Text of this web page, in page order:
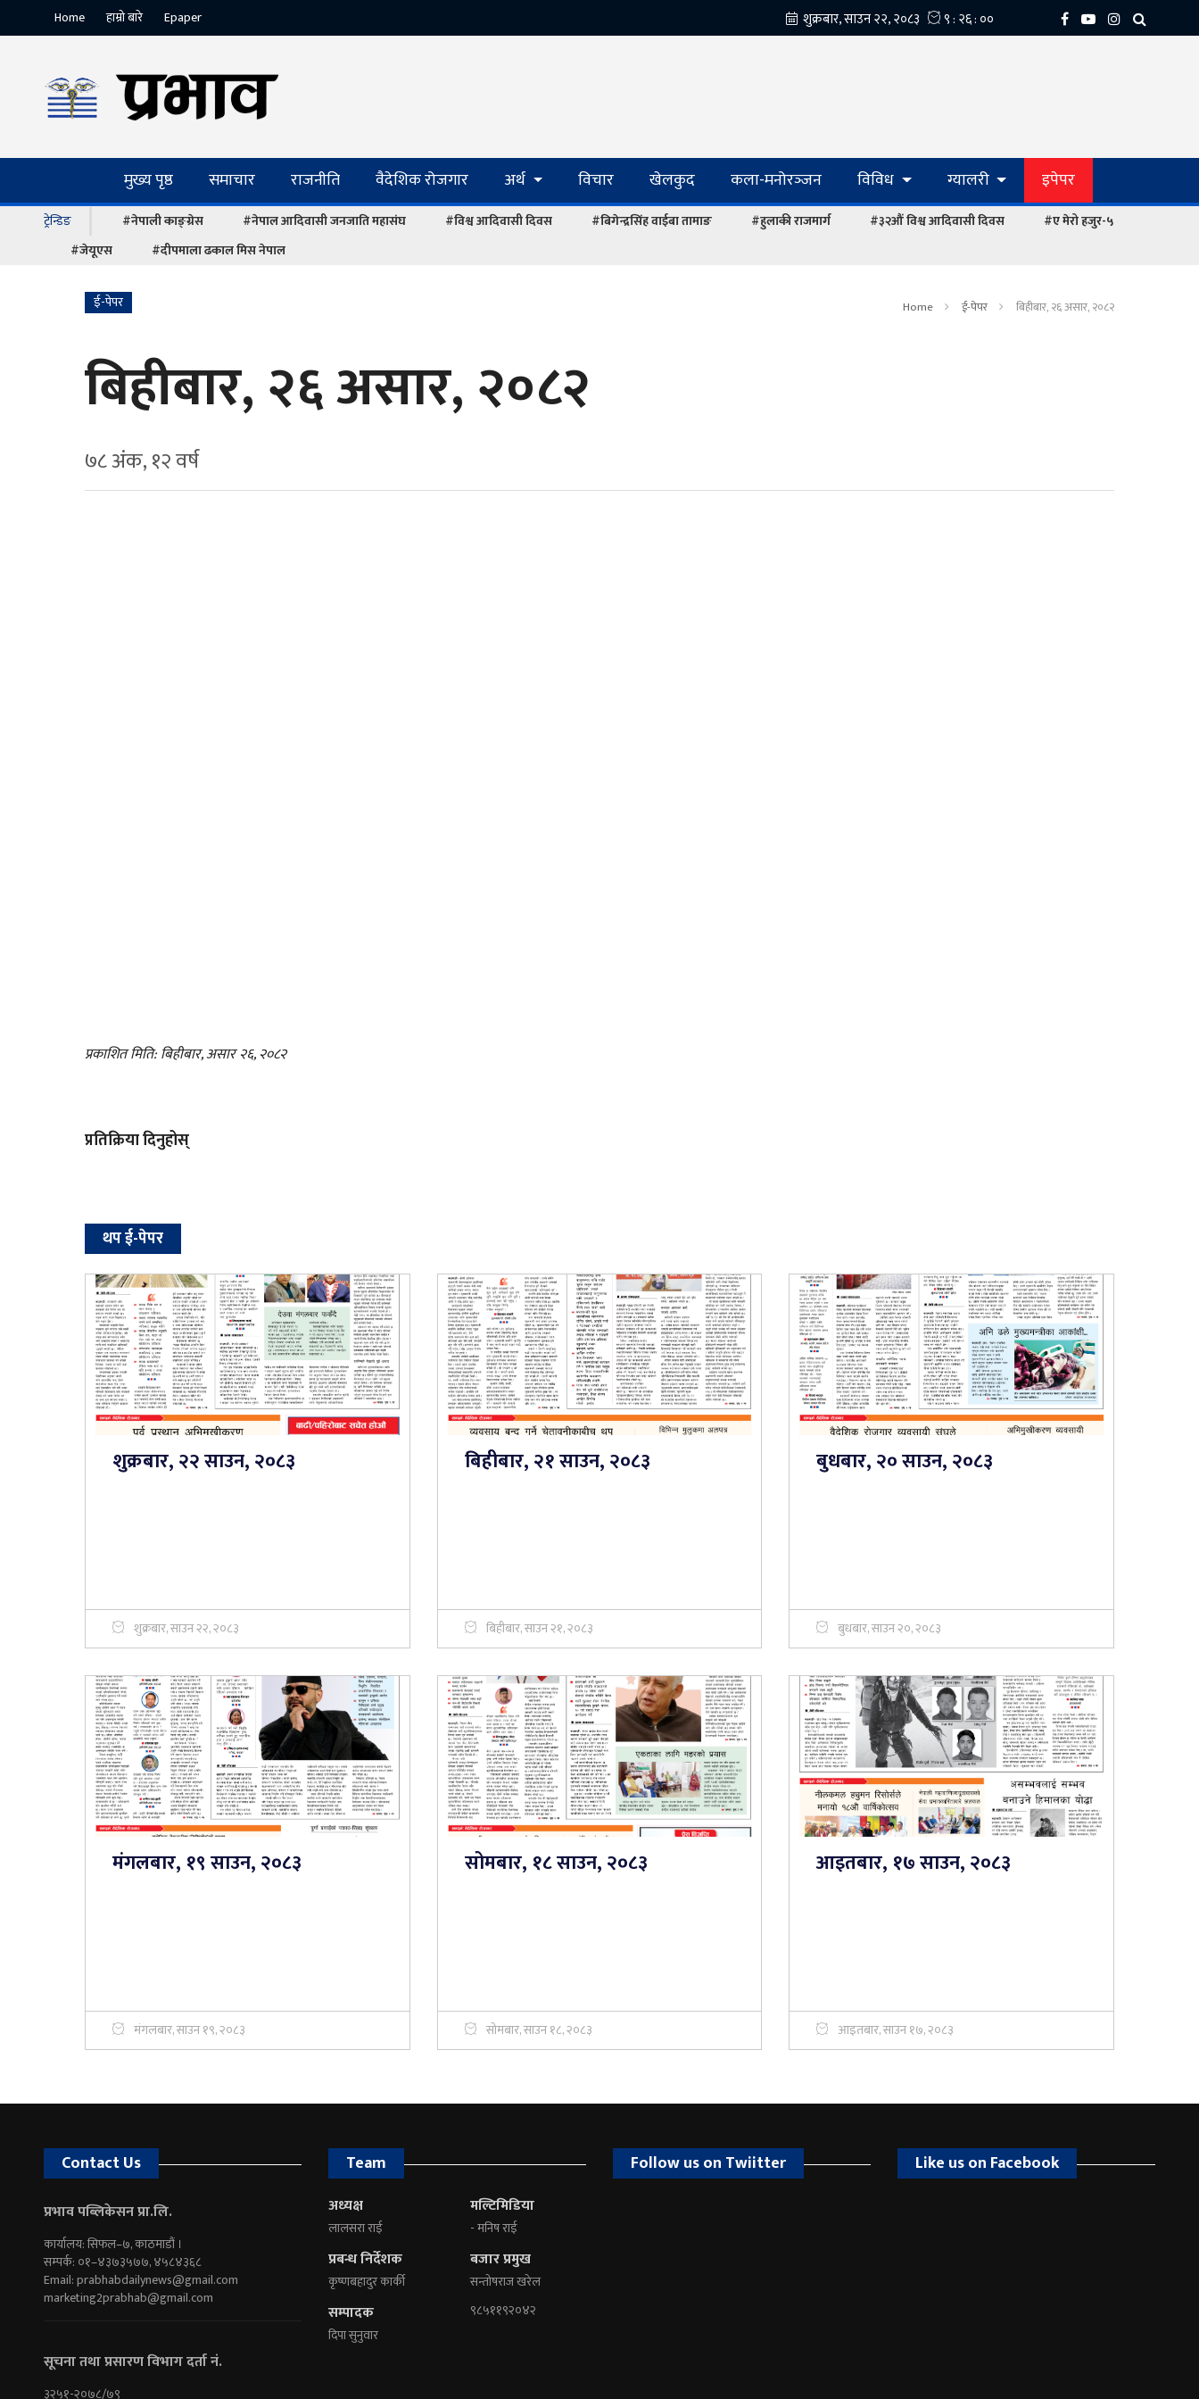
Home हाम्रो बारे Epaper
मुख्य पृष्ठ समाचार राजनीति वैदेशिक रोजगार अर्थ विचार खेलकुद कला-मनोरञ्‍जन विविध ग्यालरी इपेपर
ट्रेन्डिङ #नेपाली काङ्ग्रेस #नेपाल आदिवासी जनजाति महासंघ #विश्व आदिवासी दिवस #बिगेन्द्रसिंह वाईबा तामाङ #हुलाकी राजमार्ग #३२औं विश्व आदिवासी दिवस
#ए मेरो हजुर-५
#जेयूएस
#दीपमाला ढकाल मिस नेपाल
ई-पेपर Home ई-पेपर बिहीबार, २६ असार, २०८२
बिहीबार, २६ असार, २०८२
७८ अंक, १२ वर्ष
प्रकाशित मिति: बिहीबार, असार २६, २०८२
प्रतिक्रिया दिनुहोस्
थप ई-पेपर
शुक्रबार, २२ साउन, २०८३
शुक्रबार, साउन २२, २०८३
बिहीबार, २१ साउन, २०८३
बिहीबार, साउन २१, २०८३
बुधबार, २० साउन, २०८३
बुधबार, साउन २०, २०८३
मंगलबार, १९ साउन, २०८३
मंगलबार, साउन १९, २०८३
सोमबार, १८ साउन, २०८३
सोमबार, साउन १८, २०८३
आइतबार, १७ साउन, २०८३
आइतबार, साउन १७, २०८३
Contact Us
प्रभाव पब्लिकेसन प्रा.लि.
कार्यालय: सिफल–७, काठमाडौं ।
सम्पर्क: ०१–४३७३५७७, ४५८४३६८
Email:prabhabdailynews@gmail.com
marketing2prabhab@gmail.com
सूचना तथा प्रसारण विभाग दर्ता नं.
३२५१-२०७८/७९
Team
अध्यक्ष
लालसरा राई
प्रबन्ध निर्देशक
कृष्णबहादुर कार्की
सम्पादक
दिपा सुनुवार
मल्टिमिडिया
- मनिष राई
बजार प्रमुख
सन्तोषराज खरेल
९८५११९२०४२
Follow us on Twiitter Like us on Facebook